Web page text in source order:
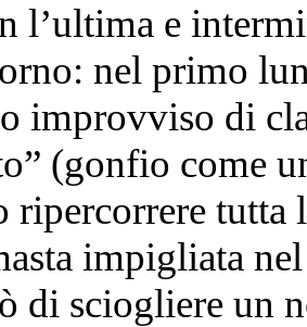
l’ultima e
nel primo
improvviso di
(gonfio come
ripercorrere tutta
impigliata
di sciogliere un